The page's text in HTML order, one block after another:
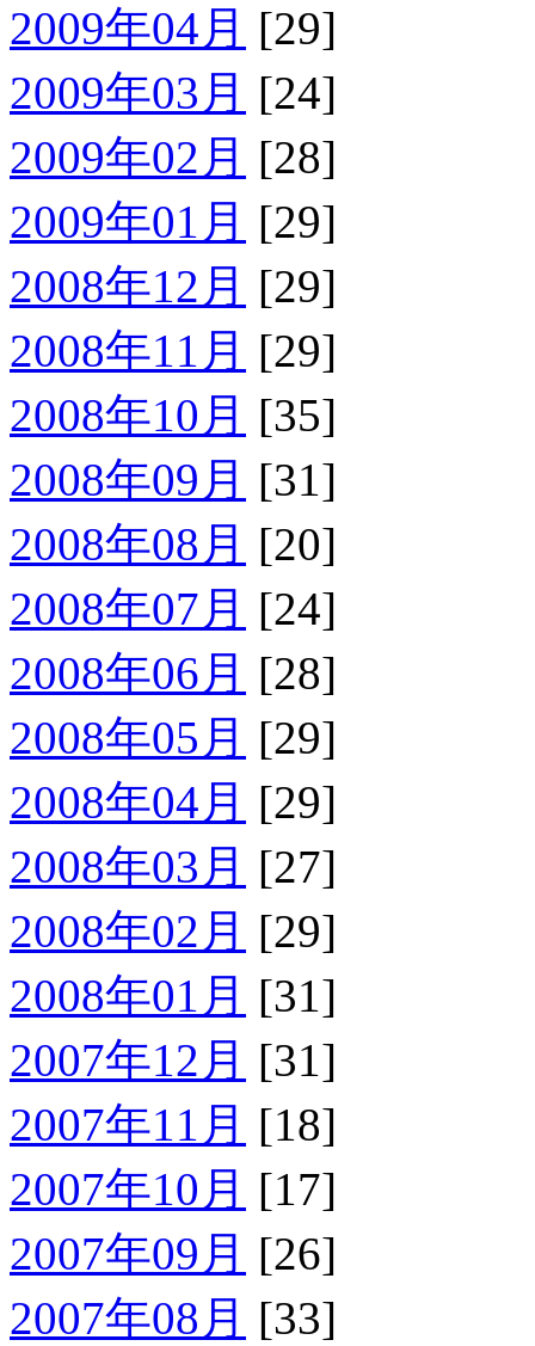
2009年04月 [29]
2009年03月 [24]
2009年02月 [28]
2009年01月 [29]
2008年12月 [29]
2008年11月 [29]
2008年10月 [35]
2008年09月 [31]
2008年08月 [20]
2008年07月 [24]
2008年06月 [28]
2008年05月 [29]
2008年04月 [29]
2008年03月 [27]
2008年02月 [29]
2008年01月 [31]
2007年12月 [31]
2007年11月 [18]
2007年10月 [17]
2007年09月 [26]
2007年08月 [33]